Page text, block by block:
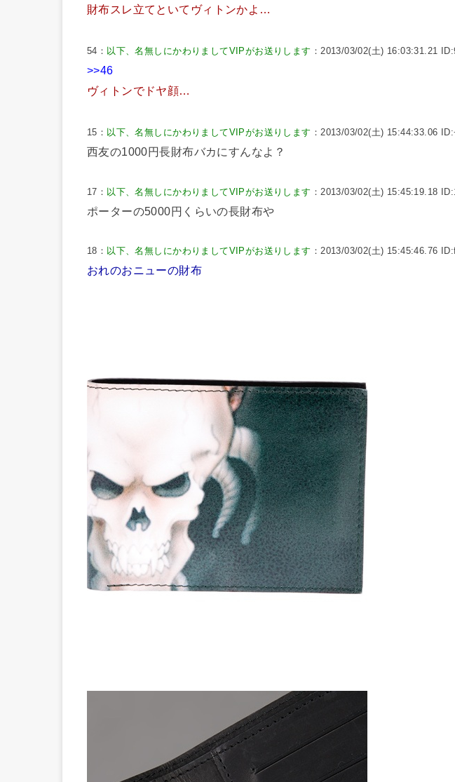
財布スレ立てといてヴィトンかよ…
54： 以下、名無しにかわりましてVIPがお送りします ：2013/03/02(土) 16:03:31.21
>>46
ヴィトンでドヤ顔…
15： 以下、名無しにかわりましてVIPがお送りします ：2013/03/02(土) 15:44:33.06
西友の1000円長財布バカにすんなよ？
17： 以下、名無しにかわりましてVIPがお送りします ：2013/03/02(土) 15:45:19.18
ポーターの5000円くらいの長財布や
18： 以下、名無しにかわりましてVIPがお送りします ：2013/03/02(土) 15:45:46.76
おれのおニューの財布